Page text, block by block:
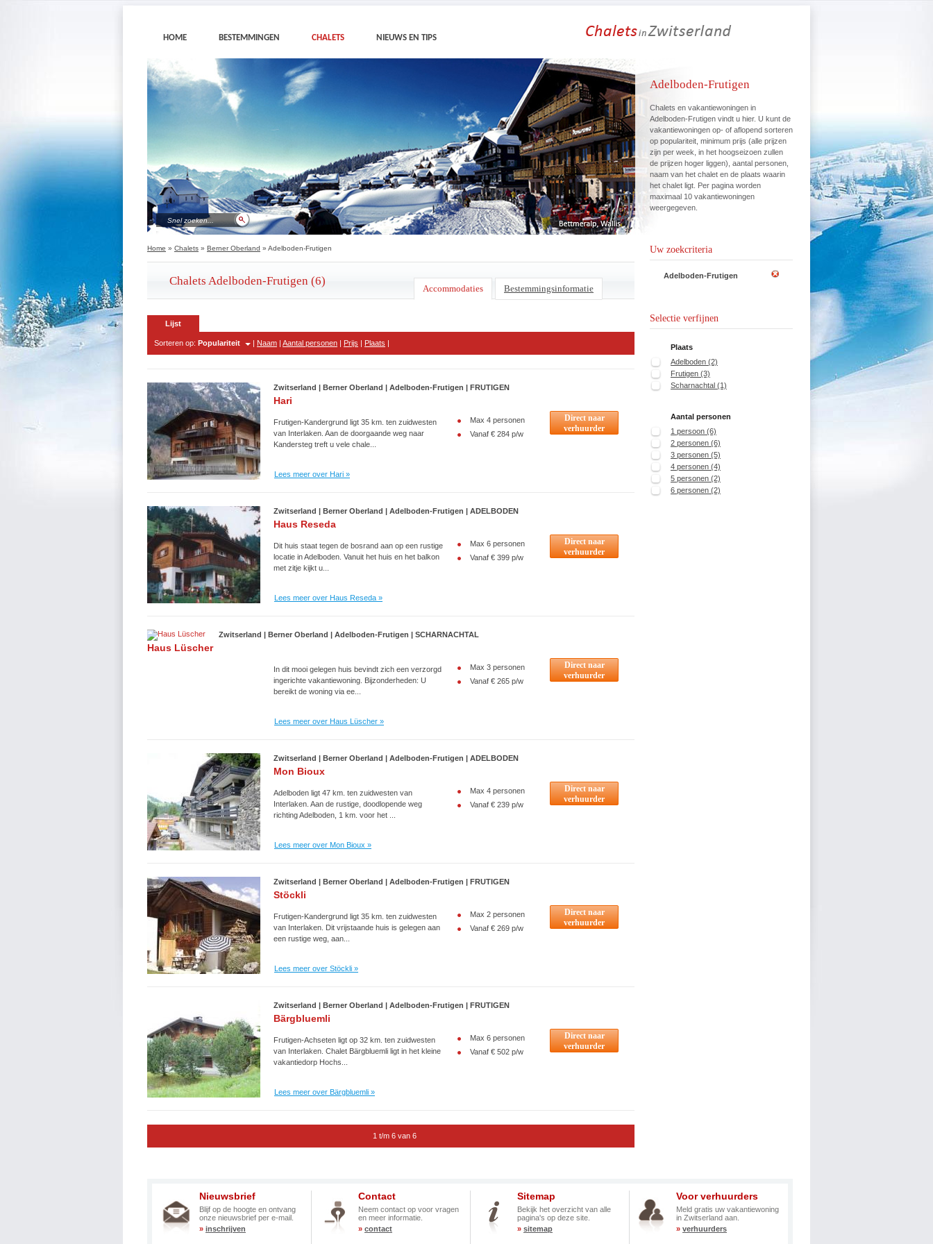
HOME BESTEMMINGEN CHALETS NIEUWS EN TIPS
Home » Chalets » Berner Oberland » Adelboden-Frutigen
Chalets Adelboden-Frutigen (6)
Accommodaties Bestemmingsinformatie
Lijst
Sorteren op: Populariteit | Naam | Aantal personen | Prijs | Plaats |
Zwitserland | Berner Oberland | Adelboden-Frutigen | FRUTIGEN
Hari
Frutigen-Kandergrund ligt 35 km. ten zuidwesten
van Interlaken. Aan de doorgaande weg naar
Kandersteg treft u vele chale...
Lees meer over Hari »
Max 4 personen
Vanaf € 284 p/w
Direct naar
verhuurder
Zwitserland | Berner Oberland | Adelboden-Frutigen | ADELBODEN
Haus Reseda
Dit huis staat tegen de bosrand aan op een rustige
locatie in Adelboden. Vanuit het huis en het balkon
met zitje kijkt u...
Lees meer over Haus Reseda »
Max 6 personen
Vanaf € 399 p/w
Direct naar
verhuurder
Zwitserland | Berner Oberland | Adelboden-Frutigen | SCHARNACHTAL
Haus Lüscher
In dit mooi gelegen huis bevindt zich een verzorgd
ingerichte vakantiewoning. Bijzonderheden: U
bereikt de woning via ee...
Lees meer over Haus Lüscher »
Max 3 personen
Vanaf € 265 p/w
Direct naar
verhuurder
Zwitserland | Berner Oberland | Adelboden-Frutigen | ADELBODEN
Mon Bioux
Adelboden ligt 47 km. ten zuidwesten van
Interlaken. Aan de rustige, doodlopende weg
richting Adelboden, 1 km. voor het ...
Lees meer over Mon Bioux »
Max 4 personen
Vanaf € 239 p/w
Direct naar
verhuurder
Zwitserland | Berner Oberland | Adelboden-Frutigen | FRUTIGEN
Stöckli
Frutigen-Kandergrund ligt 35 km. ten zuidwesten
van Interlaken. Dit vrijstaande huis is gelegen aan
een rustige weg, aan...
Lees meer over Stöckli »
Max 2 personen
Vanaf € 269 p/w
Direct naar
verhuurder
Zwitserland | Berner Oberland | Adelboden-Frutigen | FRUTIGEN
Bärgbluemli
Frutigen-Achseten ligt op 32 km. ten zuidwesten
van Interlaken. Chalet Bärgbluemli ligt in het kleine
vakantiedorp Hochs...
Lees meer over Bärgbluemli »
Max 6 personen
Vanaf € 502 p/w
Direct naar
verhuurder
1 t/m 6 van 6
Adelboden-Frutigen
Chalets en vakantiewoningen in
Adelboden-Frutigen vindt u hier. U kunt de
vakantiewoningen op- of aflopend sorteren
op populariteit, minimum prijs (alle prijzen
zijn per week, in het hoogseizoen zullen
de prijzen hoger liggen), aantal personen,
naam van het chalet en de plaats waarin
het chalet ligt. Per pagina worden
maximaal 10 vakantiewoningen
weergegeven.
Uw zoekcriteria
Adelboden-Frutigen
Selectie verfijnen
Plaats
Adelboden (2)
Frutigen (3)
Scharnachtal (1)
Aantal personen
1 persoon (6)
2 personen (6)
3 personen (5)
4 personen (4)
5 personen (2)
6 personen (2)
Nieuwsbrief
Blijf op de hoogte en ontvang
onze nieuwsbrief per e-mail.
» inschrijven
Contact
Neem contact op voor vragen
en meer informatie.
» contact
Sitemap
Bekijk het overzicht van alle
pagina's op deze site.
» sitemap
Voor verhuurders
Meld gratis uw vakantiewoning
in Zwitserland aan.
» verhuurders